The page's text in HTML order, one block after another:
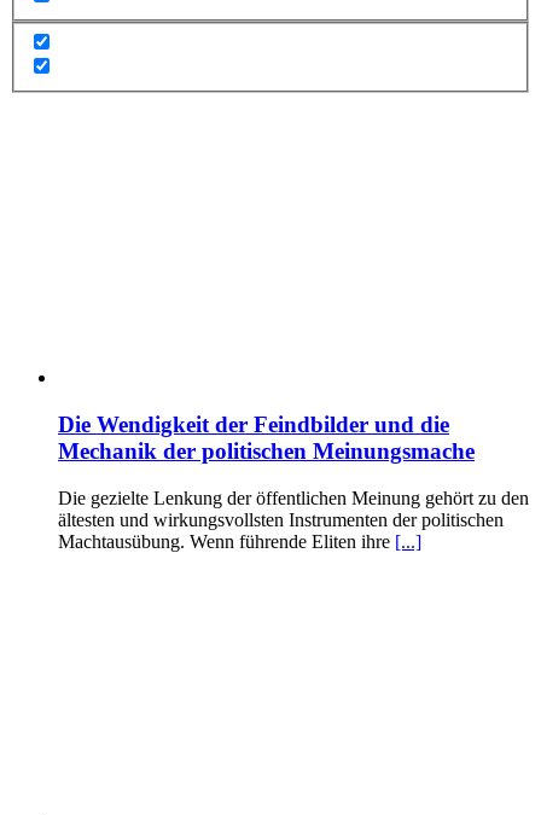
Die Wendigkeit der Feindbilder und die
Mechanik der politischen Meinungsmache
Die gezielte Lenkung der öffentlichen Meinung gehört zu den
ältesten und wirkungsvollsten Instrumenten der politischen
Machtausübung. Wenn führende Eliten ihre [...]